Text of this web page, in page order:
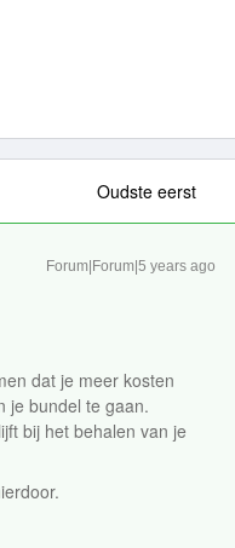
Oudste eerst
Forum|Forum|5 years ago
dat je meer kosten
je bundel te gaan.
bij het behalen van je